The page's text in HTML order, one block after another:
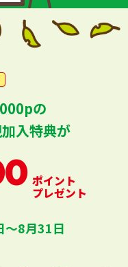
の
入特典が
ポイント
プレゼント
8月31日